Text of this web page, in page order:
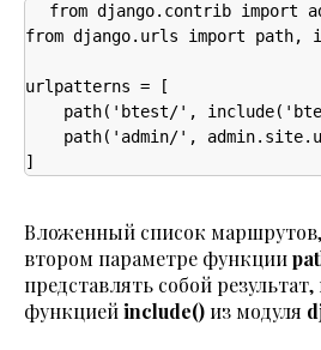
from django.contrib import
from django.urls import path,
urlpatterns = [
path('btest/',
path('admin/',
]
Вложенный список
втором параметре функции
представлять собой
функциейinclude() из модуля